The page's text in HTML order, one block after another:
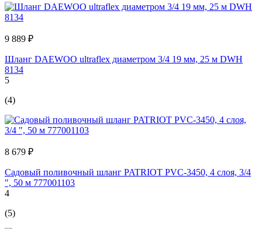
9 889 ₽
Шланг DAEWOO ultraflex диаметром 3/4 19 мм, 25 м DWH
8134
5
(4)
8 679 ₽
Садовый поливочный шланг PATRIOT PVC-3450, 4 слоя, 3/4
", 50 м 777001103
4
(5)